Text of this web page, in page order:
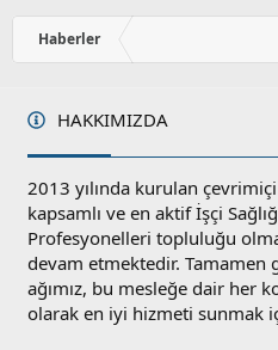
Haberler
HAKKIMIZDA
2013 yılında kurulan
kapsamlı ve en aktif İşçi
Profesyonelleri topluluğu
devam etmektedir. Tamamen
ağımız, bu mesleğe dair her
olarak en iyi hizmeti sunmak